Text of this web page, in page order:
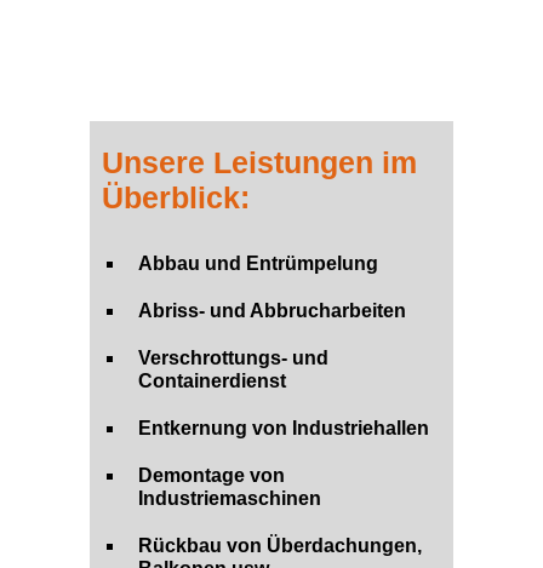
Unsere Leistungen im
Überblick:
Abbau und Entrümpelung
Abriss- und Abbrucharbeiten
Verschrottungs- und
Containerdienst
Entkernung von Industriehallen
Demontage von
Industriemaschinen
Rückbau von Überdachungen,